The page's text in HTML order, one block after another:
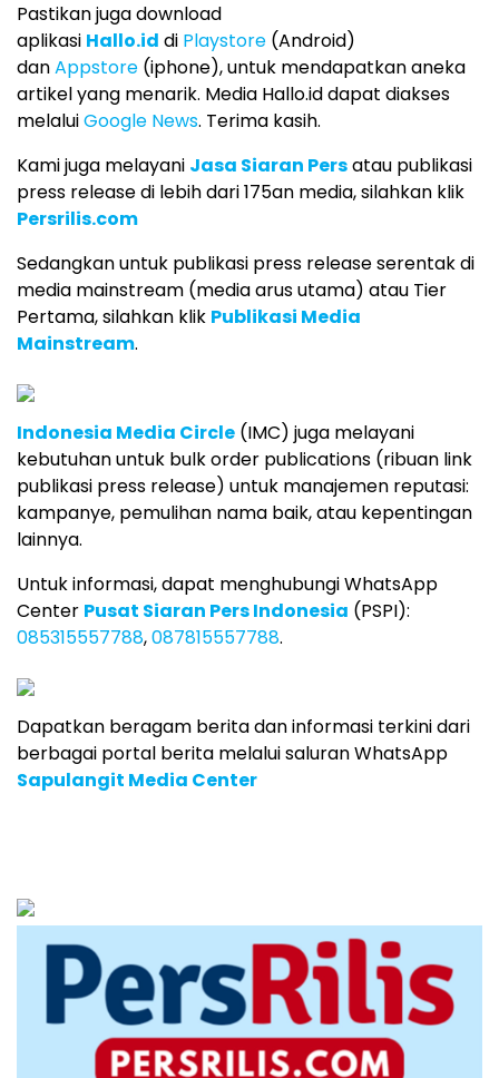
Pastikan juga download
aplikasi Hallo.id di Playstore (Android)
danAppstore (iphone), untuk mendapatkan aneka
artikel yang menarik. Media Hallo.id dapat diakses
melaluiGoogle News. Terima kasih.
Kami juga melayani Jasa Siaran Persatau publikasi
press release di lebih dari 175an media, silahkan klik
Persrilis.com
Sedangkan untuk publikasi press release serentak di
media mainstream (media arus utama) atau Tier
Pertama, silahkan klik Publikasi Media
Mainstream.
Indonesia Media Circle (IMC) juga melayani
kebutuhan untuk bulk order publications (ribuan link
publikasi press release) untuk manajemen reputasi:
kampanye, pemulihan nama baik, atau kepentingan
lainnya.
Untuk informasi, dapat menghubungi WhatsApp
Center Pusat Siaran Pers Indonesia (PSPI):
085315557788,087815557788.
Dapatkan beragam berita dan informasi terkini dari
berbagai portal berita melalui saluran WhatsApp
Sapulangit Media Center